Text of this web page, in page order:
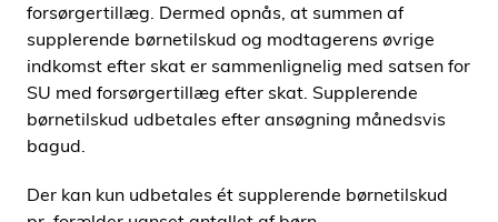
forsørgertillæg. Dermed opnås, at summen af
supplerende børnetilskud og modtagerens øvrige
indkomst efter skat er sammenlignelig med satsen for
SU med forsørgertillæg efter skat. Supplerende
børnetilskud udbetales efter ansøgning månedsvis
bagud.
Der kan kun udbetales ét supplerende børnetilskud